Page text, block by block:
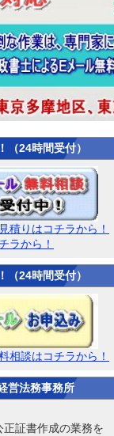
（24時間受付）
積りはコチラから！
ラから！
（24時間受付）
相談はコチラから！
営法務事務所
証書作成の業務を